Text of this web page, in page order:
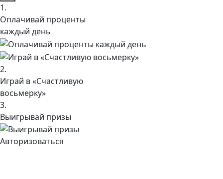
1.
Оплачивай проценты
каждый день
2.
Играй в «Счастливую
восьмерку»
3.
Выигрывай призы
Авторизоваться